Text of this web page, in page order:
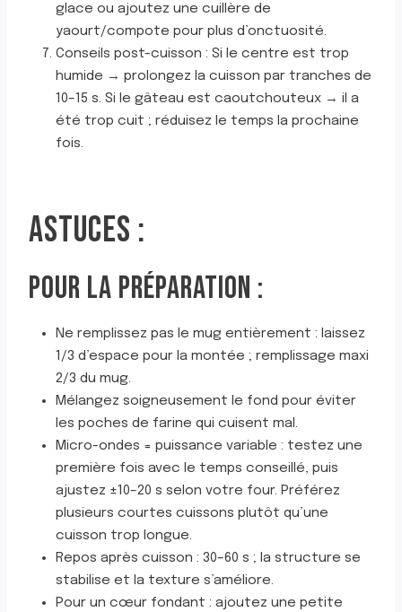
glace ou ajoutez une cuillère de
yaourt/compote pour plus d’onctuosité.
Conseils post-cuisson : Si le centre est trop
humide → prolongez la cuisson par tranches de
10–15 s. Si le gâteau est caoutchouteux → il a
été trop cuit ; réduisez le temps la prochaine
fois.
ASTUCES :
POUR LA PRÉPARATION :
Ne remplissez pas le mug entièrement : laissez
1/3 d’espace pour la montée ; remplissage maxi
2/3 du mug.
Mélangez soigneusement le fond pour éviter
les poches de farine qui cuisent mal.
Micro-ondes = puissance variable : testez une
première fois avec le temps conseillé, puis
ajustez ±10–20 s selon votre four. Préférez
plusieurs courtes cuissons plutôt qu’une
cuisson trop longue.
Repos après cuisson : 30–60 s ; la structure se
stabilise et la texture s’améliore.
Pour un cœur fondant : ajoutez une petite